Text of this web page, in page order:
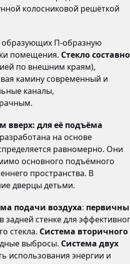
колосниковой решёткой
образующих П-образную
помещения. Стекло
по внешним краям),
камину современный и
каналы,
вверх: для её подъёма
на основе
равномерно. Они
основного подъёмного
пространства. В
дверцы детьми.
подачи воздуха:
задней стенке для
стекла. Система вторичного
выбросы. Система двух
использования энергии и